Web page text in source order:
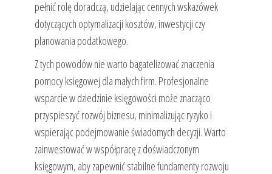
pełnić rolę doradczą, udzielając cennych wskazówek
dotyczących optymalizacji kosztów, inwestycji czy
planowania podatkowego.
Z tych powodów nie warto bagatelizować znaczenia
pomocy księgowej dla małych firm. Profesjonalne
wsparcie w dziedzinie księgowości może znacząco
przyspieszyć rozwój biznesu, minimalizując ryzyko i
wspierając podejmowanie świadomych decyzji. Warto
zainwestować w współpracę z doświadczonym
księgowym, aby zapewnić stabilne fundamenty rozwoju